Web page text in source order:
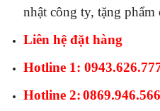
nhật công ty, tặng
Liên hệ đặt hàng
Hotline 1:
Hotline 2:0869.946.566